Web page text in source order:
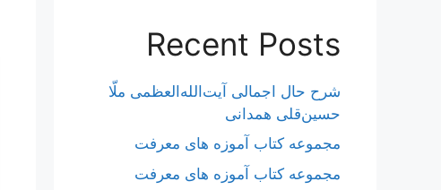
Recent Posts
شرح حال اجمالی آیت‌الله‌العظمی ملّا
حسین‌قلی همدانی
مجموعه کتاب آموزه های معرفت
مجموعه کتاب آموزه های معرفت